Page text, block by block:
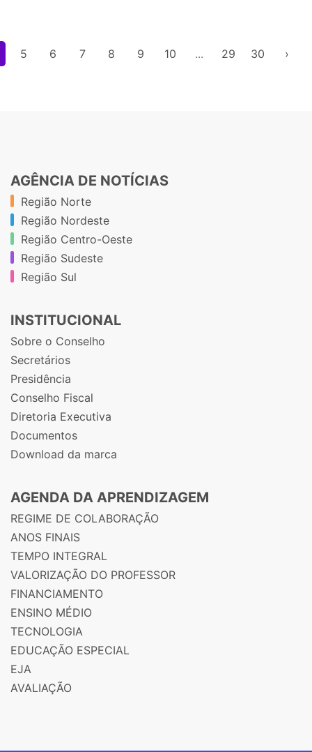
5 6 7 8 9 10 ... 29 30 ›
AGÊNCIA DE NOTÍCIAS
Região Norte
Região Nordeste
Região Centro-Oeste
Região Sudeste
Região Sul
INSTITUCIONAL
Sobre o Conselho
Secretários
Presidência
Conselho Fiscal
Diretoria Executiva
Documentos
Download da marca
AGENDA DA APRENDIZAGEM
REGIME DE COLABORAÇÃO
ANOS FINAIS
TEMPO INTEGRAL
VALORIZAÇÃO DO PROFESSOR
FINANCIAMENTO
ENSINO MÉDIO
TECNOLOGIA
EDUCAÇÃO ESPECIAL
EJA
AVALIAÇÃO